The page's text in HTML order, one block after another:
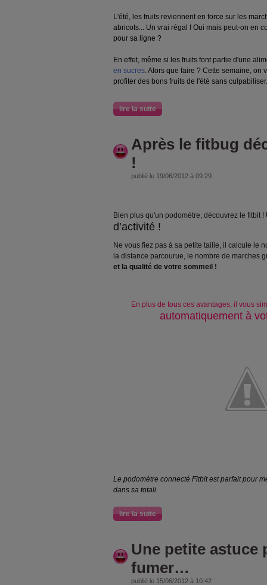
L'été, les fruits reviennent en force sur les
abricots... Un vrai régal ! Oui mais peut-on en
pour sa ligne ?
En effet, même si les fruits font partie d'une
en sucres . Alors que faire ? Cette semaine,
profiter des bons fruits de l'été sans culpabiliser.
lire la suite
Après le fitbug
!
publié le 19/06/2012 à 09:29
Bien plus qu'un podomètre, découvrez le fitbit
d’activité !
Ne vous fiez pas à sa petite taille, il calcule le
la distance parcourue, le nombre de marches
et la qualité de votre sommeil !
En plus de tous ces avantages, il vous
automatiquement à
Le podomètre connecté Fitbit est parfait pour
dans sa totali
lire la suite
Une petite astuce
fumer…
publié le 15/06/2012 à 10:42